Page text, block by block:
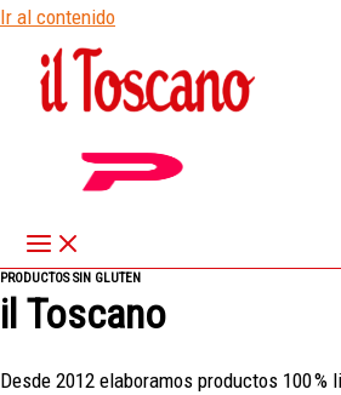
Ir al contenido
PRODUCTOS SIN GLUTEN
il Toscano
Desde 2012 elaboramos productos 100 %